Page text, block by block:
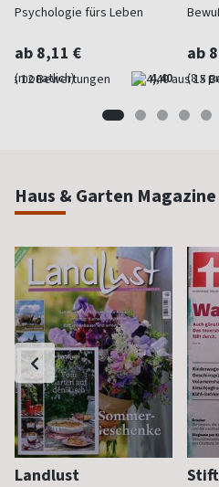
Psychologie fürs Leben
ab 8,11 €
(monatlich) 4,40
ab
(8 x
Haus & Garten Magazine
Landlust